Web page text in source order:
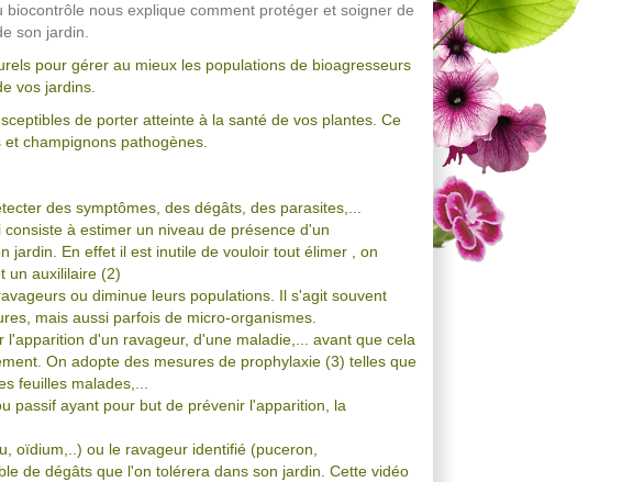
nous explique comment protéger et soigner de
son jardin.
pour gérer au mieux les populations de bioagresseurs
vos jardins.
de porter atteinte à la santé de vos plantes. Ce
champignons pathogènes.
des symptômes, des dégâts, des parasites,...
à estimer un niveau de présence d'un
jardin. En effet il est inutile de vouloir tout élimer , on
un auxililaire (2)
ou diminue leurs populations. Il s'agit souvent
mais aussi parfois de micro-organismes.
d'un ravageur, d'une maladie,... avant que cela
On adopte des mesures de prophylaxie (3) telles que
feuilles malades,...
passif ayant pour but de prévenir l'apparition, la
oïdium,..) ou le ravageur identifié (puceron,
de dégâts que l'on tolérera dans son jardin. Cette vidéo